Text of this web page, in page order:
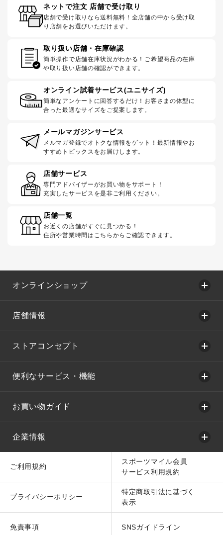
ネットで注文 店舗で受け取り
店舗で受け取りなら送料無料！全店舗の中から受け取
り店舗をお選びいただけます。
取り扱い店舗・在庫確認
簡単操作で店舗在庫状況がわかる！ご希望商品の在庫
や取り扱い店舗の確認ができます。
オンライン試着サービス(ユニサイズ)
簡単なアンケートに回答するだけ！お客さまの体型に
合った最適なサイズをご提案します。
メールマガジンサービス
メルマガ登録でオトクな情報をゲット！最新情報やお
すすめトピックスをお届けします。
店舗サービス
専門アドバイザーがお買い物をサポート！
充実したサービスを是非ご利用ください。
店舗一覧
お近くの店舗がすぐに見つかる！
住所や営業時間はこちらからご確認できます。
オンラインショップ
店舗情報
ストアコンセプト
便利なサービス・機能
お買い物ガイド
企業情報
ご利用規約
スポーツマイル会員
サービス利用規約
プライバシーポリシー
特定商取引法に基づく
表示
免責事項 SNSガイドライン